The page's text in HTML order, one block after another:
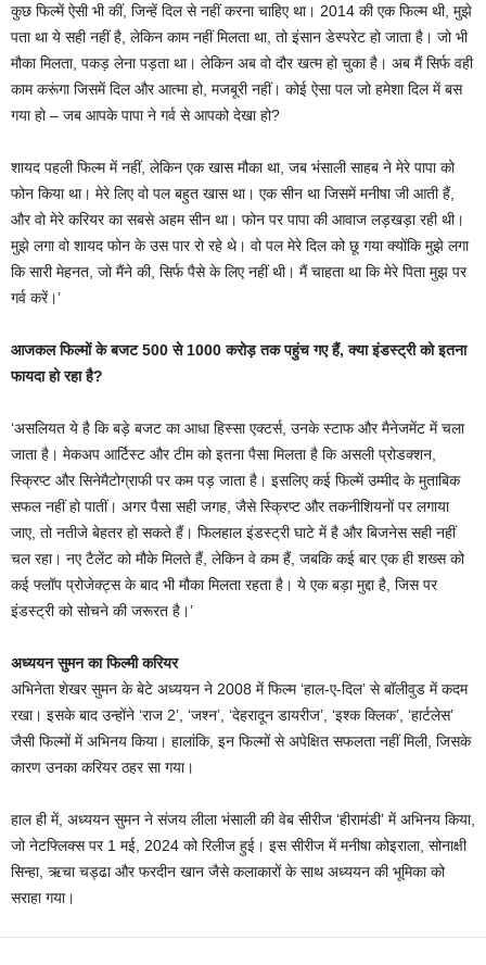
कुछ फिल्में ऐसी भी कीं, जिन्हें दिल से नहीं करना चाहिए था। 2014 की एक फिल्म थी, मुझे
पता था ये सही नहीं है, लेकिन काम नहीं मिलता था, तो इंसान डेस्परेट हो जाता है। जो भी
मौका मिलता, पकड़ लेना पड़ता था। लेकिन अब वो दौर खत्म हो चुका है। अब मैं सिर्फ वही
काम करूंगा जिसमें दिल और आत्मा हो, मजबूरी नहीं। कोई ऐसा पल जो हमेशा दिल में बस
गया हो – जब आपके पापा ने गर्व से आपको देखा हो?
शायद पहली फिल्म में नहीं, लेकिन एक खास मौका था, जब भंसाली साहब ने मेरे पापा को
फोन किया था। मेरे लिए वो पल बहुत खास था। एक सीन था जिसमें मनीषा जी आती हैं,
और वो मेरे करियर का सबसे अहम सीन था। फोन पर पापा की आवाज लड़खड़ा रही थी।
मुझे लगा वो शायद फोन के उस पार रो रहे थे। वो पल मेरे दिल को छू गया क्योंकि मुझे लगा
कि सारी मेहनत, जो मैंने की, सिर्फ पैसे के लिए नहीं थी। मैं चाहता था कि मेरे पिता मुझ पर
गर्व करें।’
आजकल फिल्मों के बजट 500 से 1000 करोड़ तक पहुंच गए हैं, क्या इंडस्ट्री को इतना
फायदा हो रहा है?
‘असलियत ये है कि बड़े बजट का आधा हिस्सा एक्टर्स, उनके स्टाफ और मैनेजमेंट में चला
जाता है। मेकअप आर्टिस्ट और टीम को इतना पैसा मिलता है कि असली प्रोडक्शन,
स्क्रिप्ट और सिनेमैटोग्राफी पर कम पड़ जाता है। इसलिए कई फिल्में उम्मीद के मुताबिक
सफल नहीं हो पातीं। अगर पैसा सही जगह, जैसे स्क्रिप्ट और तकनीशियनों पर लगाया
जाए, तो नतीजे बेहतर हो सकते हैं। फिलहाल इंडस्ट्री घाटे में है और बिजनेस सही नहीं
चल रहा। नए टैलेंट को मौके मिलते हैं, लेकिन वे कम हैं, जबकि कई बार एक ही शख्स को
कई फ्लॉप प्रोजेक्ट्स के बाद भी मौका मिलता रहता है। ये एक बड़ा मुद्दा है, जिस पर
इंडस्ट्री को सोचने की जरूरत है।’
अध्ययन सुमन का फिल्मी करियर
अभिनेता शेखर सुमन के बेटे अध्ययन ने 2008 में फिल्म ‘हाल-ए-दिल’ से बॉलीवुड में कदम
रखा। इसके बाद उन्होंने ‘राज 2’, ‘जश्न’, ‘देहरादून डायरीज’, ‘इश्क क्लिक’, ‘हार्टलेस’
जैसी फिल्मों में अभिनय किया। हालांकि, इन फिल्मों से अपेक्षित सफलता नहीं मिली, जिसके
कारण उनका करियर ठहर सा गया।
हाल ही में, अध्ययन सुमन ने संजय लीला भंसाली की वेब सीरीज ‘हीरामंडी’ में अभिनय किया,
जो नेटफ्लिक्स पर 1 मई, 2024 को रिलीज हुई। इस सीरीज में मनीषा कोइराला, सोनाक्षी
सिन्हा, ऋचा चड्ढा और फरदीन खान जैसे कलाकारों के साथ अध्ययन की भूमिका को
सराहा गया।